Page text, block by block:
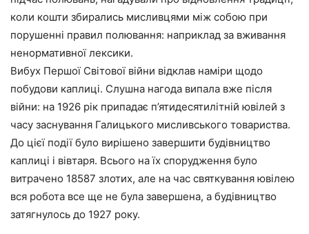
коли кошти збирались мисливцями між собою при
порушенні правил полювання: наприклад за вживання
ненормативної лексики.
Вибух Першої Світової війни відклав наміри щодо
побудови каплиці. Слушна нагода випала вже після
війни: на 1926 рік припадає п’ятидесятилітній ювілей з
часу заснування Галицького мисливського товариства.
До цієї події було вирішено завершити будівництво
каплиці і вівтаря. Всього на їх спорудження було
витрачено 18587 злотих, але на час святкування ювілею
вся робота все ще не була завершена, а будівництво
затягнулось до 1927 року.